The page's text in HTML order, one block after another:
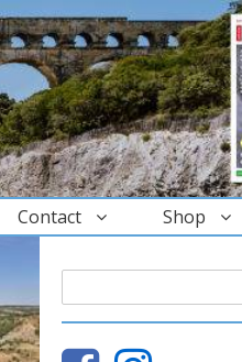
Contact Shop